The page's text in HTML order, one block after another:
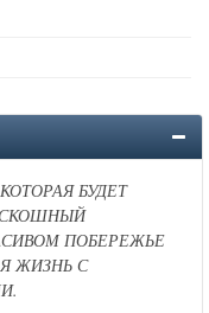
БУДЕТ
ПОБЕРЕЖЬЕ
ЖИЗНЬ С